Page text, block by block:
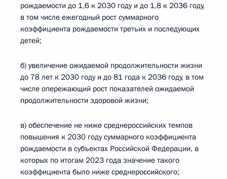
рождаемости до 1,6 к 2030 году и до 1,8 к 2036 году,
в том числе ежегодный рост суммарного
коэффициента рождаемости третьих и последующих
детей;
б) увеличение ожидаемой продолжительности жизни
до 78 лет к 2030 году и до 81 года к 2036 году, в том
числе опережающий рост показателей ожидаемой
продолжительности здоровой жизни;
в) обеспечение не ниже среднероссийских темпов
повышения к 2030 году суммарного коэффициента
рождаемости в субъектах Российской Федерации, в
которых по итогам 2023 года значение такого
коэффициента было ниже среднероссийского;